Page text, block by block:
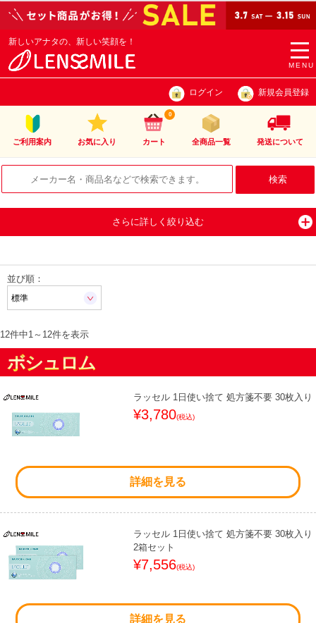
MENU
新しいアナタの、新しい笑顔を！
ログイン 新規会員登録
ご利用案内 お気に入り カート
0
全商品一覧 発送について
さらに詳しく絞り込む
並び順：
12件中1 ～ 12件を表示
ボシュロム
ラッセル 1日使い捨て 処方箋不要 30枚入り
¥3,780(税込)
詳細を見る
ラッセル 1日使い捨て 処方箋不要 30枚入り
2箱セット
¥7,556(税込)
詳細を見る